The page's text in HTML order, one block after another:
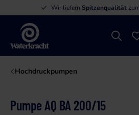
Wir liefern Spitzenqualität
Waterkracht
Suche
Hochdruckpumpen
Pumpe AQ BA 200/15